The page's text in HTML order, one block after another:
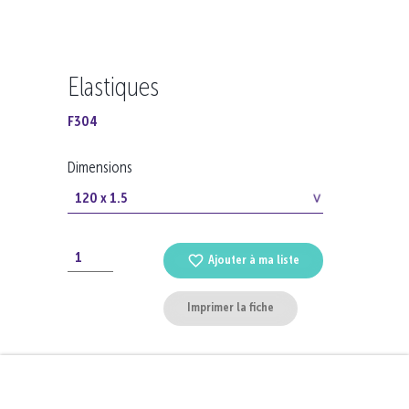
Elastiques
F304
Dimensions
Ajouter à ma liste
Imprimer la fiche